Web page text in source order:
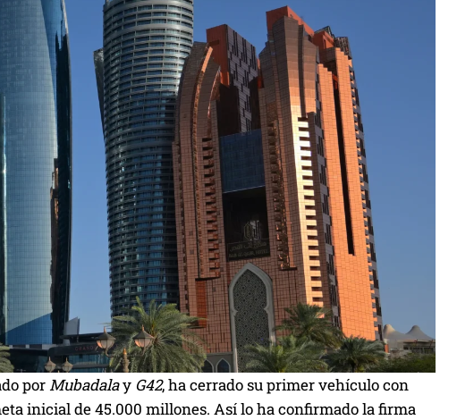
porMubadalay G42, ha cerrado su primer vehículo con
inicial de 45.000 millones. Así lo ha confirmado la firma